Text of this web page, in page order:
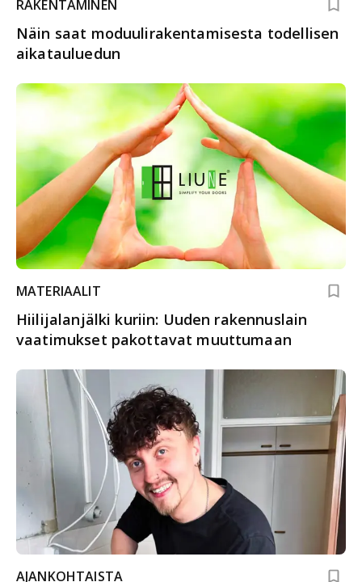
RAKENTAMINEN
Näin saat moduulirakentamisesta todellisen
aikatauluedun
MATERIAALIT
Hiilijalanjälki kuriin: Uuden rakennuslain
vaatimukset pakottavat muuttumaan
AJANKOHTAISTA